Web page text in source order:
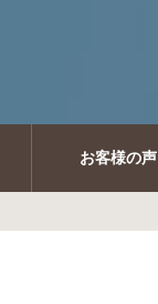
お客様の声